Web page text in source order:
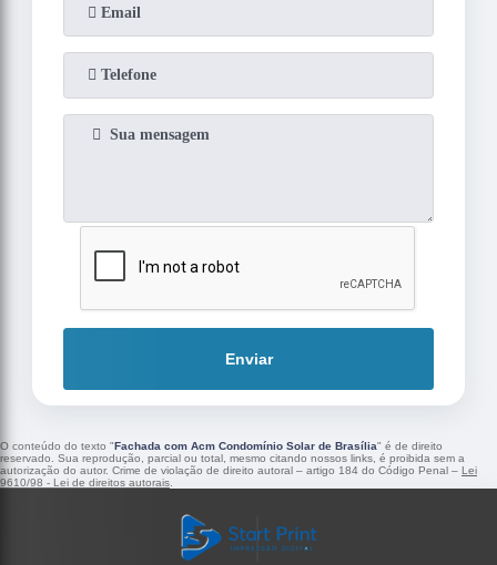
Enviar
O conteúdo do texto "Fachada com Acm Condomínio Solar de Brasília" é de direito
reservado. Sua reprodução, parcial ou total, mesmo citando nossos links, é proibida sem a
autorização do autor. Crime de violação de direito autoral – artigo 184 do Código Penal – Lei
9610/98 - Lei de direitos autorais